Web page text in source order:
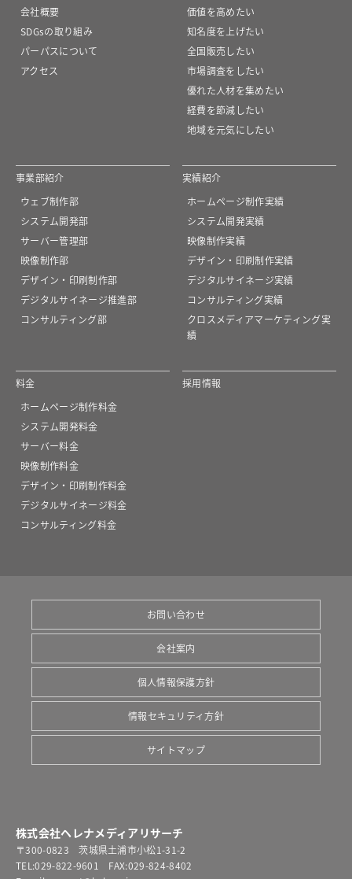
会社概要
SDGsの取り組み
パーパスについて
アクセス
価値を高めたい
知名度を上げたい
全国販売したい
市場調査をしたい
優れた人材を集めたい
経費を節減したい
地域を元気にしたい
事業部紹介
ウェブ制作部
システム開発部
サーバー管理部
映像制作部
デザイン・印刷制作部
デジタルサイネージ推進部
コンサルティング部
実績紹介
ホームページ制作実績
システム開発実績
映像制作実績
デザイン・印刷制作実績
デジタルサイネージ実績
コンサルティング実績
クロスメディアマーケティング実
績
料金
ホームページ制作料金
システム開発料金
サーバー料金
映像制作料金
デザイン・印刷制作料金
デジタルサイネージ料金
コンサルティング料金
採用情報
株式会社ヘレナメディアリサーチ
〒300-0823 茨城県土浦市小松1-31-2
TEL:029-822-9601 FAX:029-824-8402
お問い合わせ
会社案内
個人情報保護方針
情報セキュリティ方針
サイトマップ